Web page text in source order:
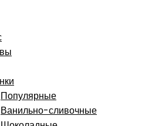
Популярные
Ванильно-сливочные